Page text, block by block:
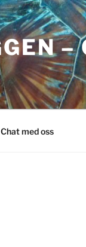
–
Chat med oss